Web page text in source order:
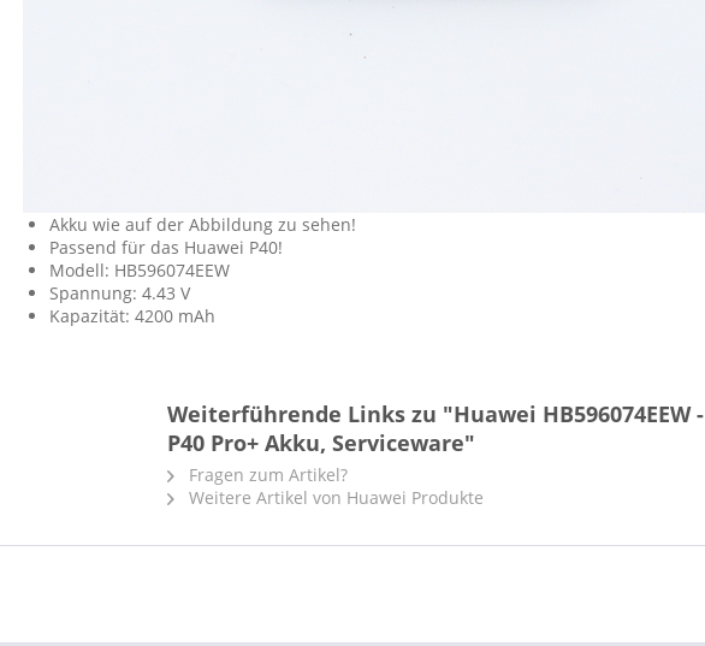
Akku wie auf der Abbildung zu sehen!
Passend für das Huawei P40!
Modell: HB596074EEW
Spannung: 4.43 V
Kapazität: 4200 mAh
Weiterführende Links zu "Huawei HB596074EEW -
P40 Pro+ Akku, Serviceware"
Fragen zum Artikel?
Weitere Artikel von Huawei Produkte